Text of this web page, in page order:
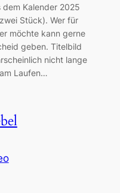
Kalender 2025
Stück). Wer für
möchte kann gerne
geben. Titelbild
nicht lange
Laufen…